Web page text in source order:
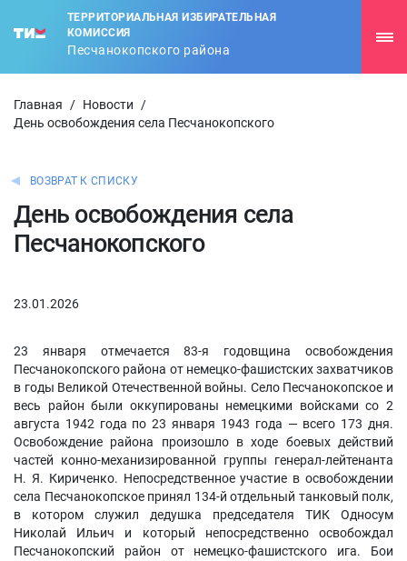
ТЕРРИТОРИАЛЬНАЯ ИЗБИРАТЕЛЬНАЯ
КОМИССИЯ
Песчанокопского района
Главная / Новости
/
День освобождения села Песчанокопского
ВОЗВРАТ К СПИСКУ
День освобождения села
Песчанокопского
23.01.2026
23 января отмечается 83-я годовщина освобождения
Песчанокопского района от немецко-фашистских захватчиков
в годы Великой Отечественной войны. Село Песчанокопское и
весь район были оккупированы немецкими войсками со 2
августа 1942 года по 23 января 1943 года — всего 173 дня.
Освобождение района произошло в ходе боевых действий
частей конно-механизированной группы генерал-лейтенанта
Н. Я. Кириченко. Непосредственное участие в освобождении
села Песчанокопское принял 134-й отдельный танковый полк,
в котором служил дедушка председателя ТИК Односум
Николай Ильич и который непосредственно освобождал
Песчанокопский район от немецко-фашистского ига. Бои